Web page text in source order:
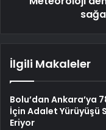
İlgili Makaleler
Bolu’dan Ankara’ya
İçin Adalet Yürüyüşü
Eriyor